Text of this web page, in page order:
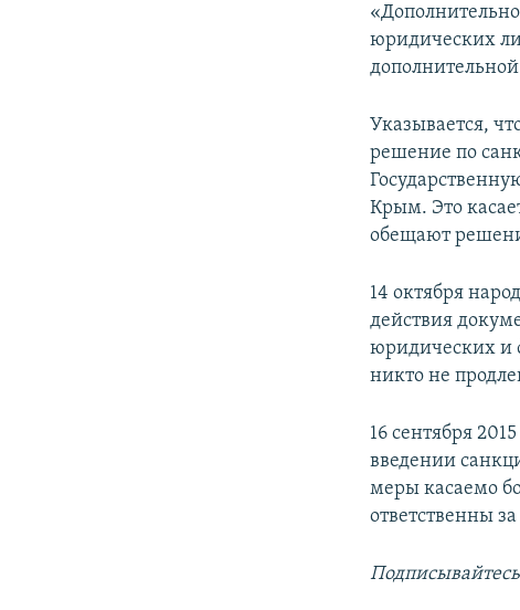
юридических
Указывается,
решение по
Крым. Это
обещают
14 октября
действия
юридических и
никто не
16 сентября
введении
меры касаемо
ответственны